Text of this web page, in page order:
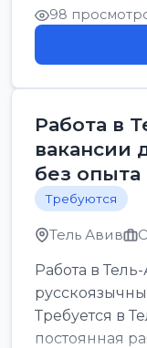
производстве:
98
Работа в
вакансии
без опыта
Требуются
Тель Авив
Работа в
Требуется в
постоянная